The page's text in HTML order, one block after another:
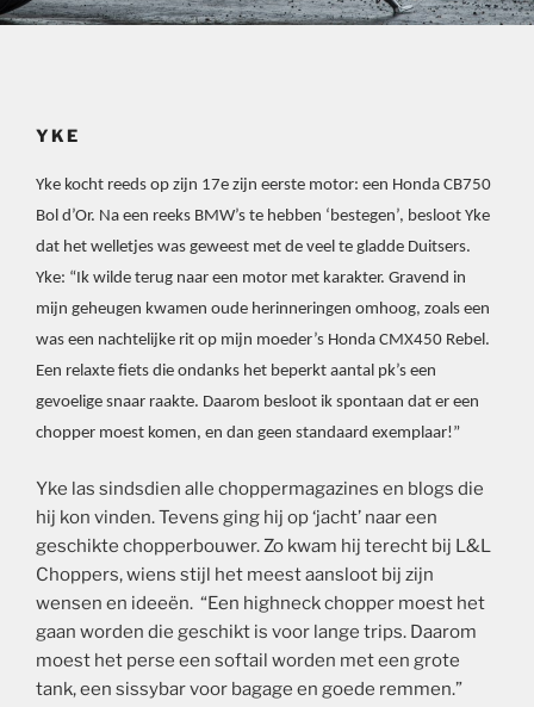
YKE
Yke kocht reeds op zijn 17e zijn eerste motor: een Honda CB750
Bol d’Or. Na een reeks BMW’s te hebben ‘bestegen’, besloot Yke
dat het welletjes was geweest met de veel te gladde Duitsers.
Yke: “Ik wilde terug naar een motor met karakter. Gravend in
mijn geheugen kwamen oude herinneringen omhoog, zoals een
was een nachtelijke rit op mijn moeder’s Honda CMX450 Rebel.
Een relaxte fiets die ondanks het beperkt aantal pk’s een
gevoelige snaar raakte. Daarom besloot ik spontaan dat er een
chopper moest komen, en dan geen standaard exemplaar!”
Yke las sindsdien alle choppermagazines en blogs die
hij kon vinden. Tevens ging hij op ‘jacht’ naar een
geschikte chopperbouwer. Zo kwam hij terecht bij L&L
Choppers, wiens stijl het meest aansloot bij zijn
wensen en ideeën. “Een highneck chopper moest het
gaan worden die geschikt is voor lange trips. Daarom
moest het perse een softail worden met een grote
tank, een sissybar voor bagage en goede remmen.”